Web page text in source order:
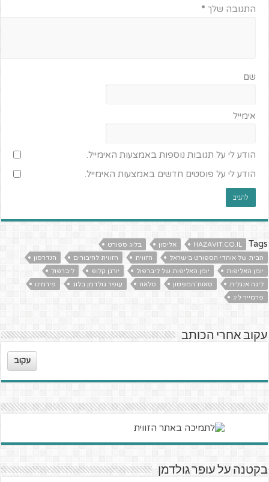
התגובה שלך*
שם
אימייל
הודע לי על תגובות נוספות באמצעות האימייל.
הודע לי על פוסטים חדשים באמצעות האימייל.
Tags
HAZAVIT.CO.IL אליסון
בלוג ספורט
הבית של אוהדי הספורט בישראל
הזווית הזווית לחיבורים
הנדרסון
יומן האליפות
יומן האליפות של ליברפול יורגן קלופ
ליברפול
ליגה אנגלית
סאות'המפטון סלאח עופר גולדמן בלוג
פירמינו
פרמייר ליג
עקוב אחרי הכותב
עקוב
בקטנה על עופר גולדמן